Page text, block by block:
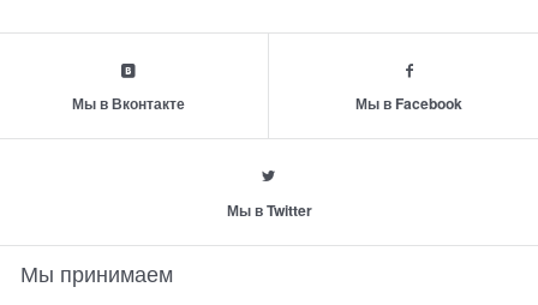
Мы в Вконтакте Мы в Facebook
Мы в Twitter
Мы принимаем